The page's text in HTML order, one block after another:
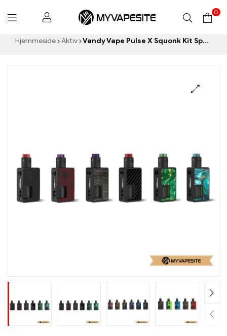
Myvapesite.de
0
Hjemmeside Aktiv Vandy Vape Pulse X Squonk Kit Special Edition E-cigaretter Engros丨 Custom